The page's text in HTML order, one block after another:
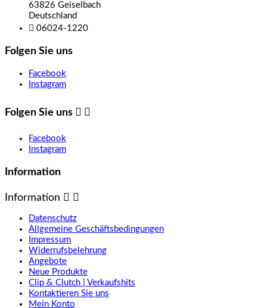
63826 Geiselbach
Deutschland
 06024-1220
Folgen Sie uns
Facebook
Instagram
Folgen Sie uns  
Facebook
Instagram
Information
Information  
Datenschutz
Allgemeine Geschäftsbedingungen
Impressum
Widerrufsbelehrung
Angebote
Neue Produkte
Clip & Clutch | Verkaufshits
Kontaktieren Sie uns
Mein Konto